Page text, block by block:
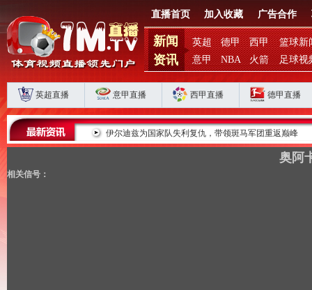
直播首页 加入收藏 广告合作
新闻
资讯
英超 德甲 西甲
篮球新
意甲
NBA 火箭 足球视
英超直播 意甲直播 西甲直播 德甲直播
扣分时代生存 伊尔迪兹为国家队失利复仇，带领斑马军团重返巅峰
奥阿
相关信号：